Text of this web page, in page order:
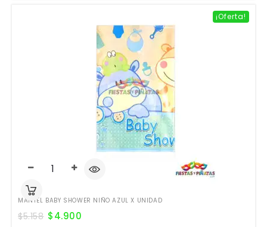
¡Oferta!
MANTEL BABY SHOWER NIÑO AZUL X UNIDAD
$5.158 $4.900